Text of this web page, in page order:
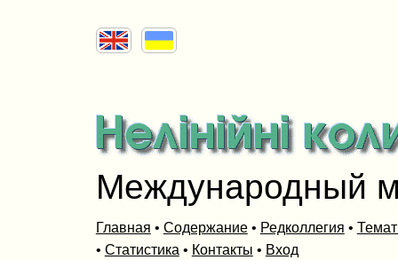
Международный
Главная • Содержание• Редколлегия •
• Статистика • Контакты • Вход